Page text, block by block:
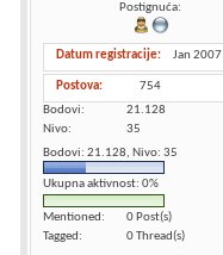
Postignuća:
Datum registracije Jan 2007
Postova
754
Bodovi
21.128
Nivo
35
Bodovi: 21.128, Nivo: 35
Ukupna aktivnost: 0%
Mentioned
0 Post(s)
Tagged
0 Thread(s)